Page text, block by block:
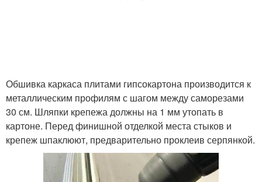
Обшивка каркаса плитами гипсокартона производится к
металлическим профилям с шагом между саморезами
30 см. Шляпки крепежа должны на 1 мм утопать в
картоне. Перед финишной отделкой места стыков и
крепеж шпаклюют, предварительно проклеив серпянкой.